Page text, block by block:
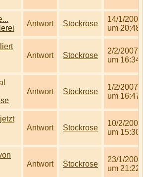
Antwort Stockrose
14/1/2007
um 20:48
Antwort Stockrose
2/2/2007
um 16:34
Antwort Stockrose
1/2/2007
um 16:47
Antwort Stockrose
10/2/2007
um 15:30
Antwort Stockrose
23/1/2007
um 21:22